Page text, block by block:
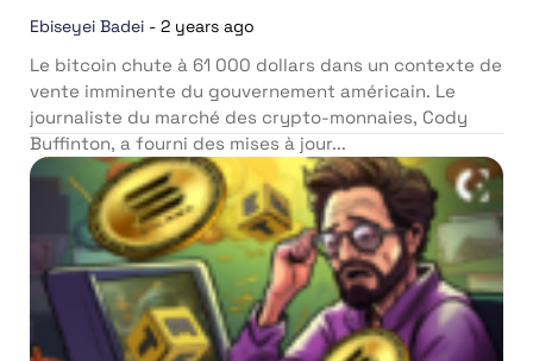
Ebiseyei Badei - 2 years ago
Le bitcoin chute à 61 000 dollars dans un contexte de
vente imminente du gouvernement américain. Le
journaliste du marché des crypto-monnaies, Cody
Buffinton, a fourni des mises à jour...